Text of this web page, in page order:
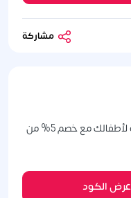
تسوق منتجات عديدة لأطفالك مع خصم 5% من
عرض الكود